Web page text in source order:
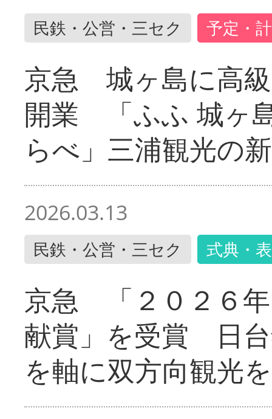
民鉄・公営・三セク 予定・
京急 城ヶ島に高
開業 「ふふ 城ヶ
らべ」三浦観光の
2026.03.13
民鉄・公営・三セク 式典・
京急 「２０２６
献賞」を受賞 日
を軸に双方向観光